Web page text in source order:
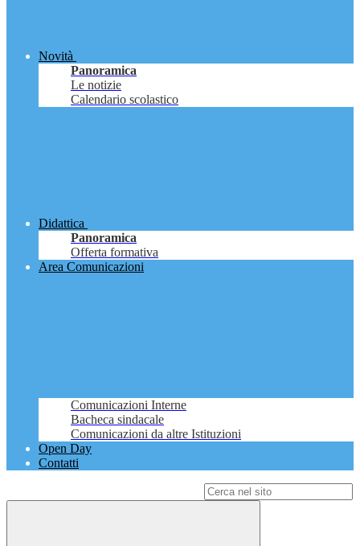
Novità
Panoramica
Le notizie
Calendario scolastico
Didattica
Panoramica
Offerta formativa
Area Comunicazioni
Comunicazioni Interne
Bacheca sindacale
Comunicazioni da altre Istituzioni
Open Day
Contatti